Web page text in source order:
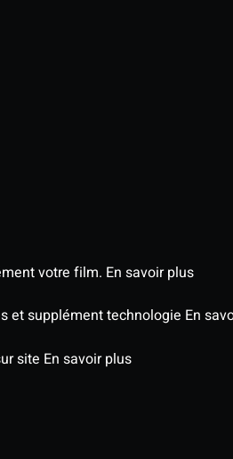
votre film. En savoir plus
et supplément technologie En
site En savoir plus